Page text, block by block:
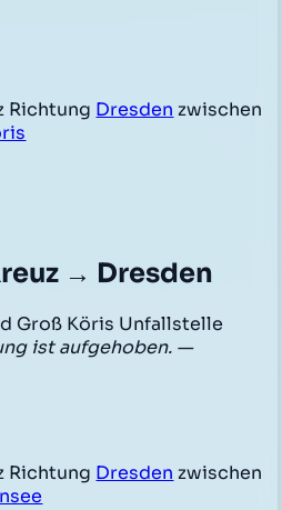
Richtung Dresden zwischen
→ Dresden
Groß Köris Unfallstelle
ist aufgehoben. —
Richtung Dresden zwischen